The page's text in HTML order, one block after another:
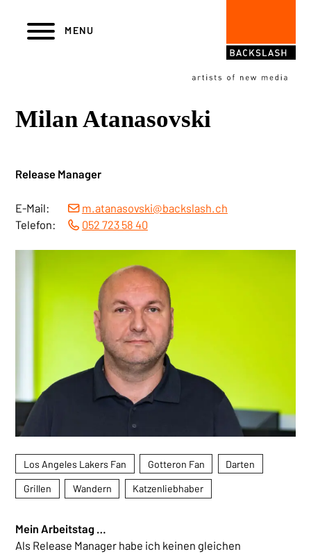
MENU
Milan Atanasovski
Release Manager
E-Mail: m.atanasovski@backslash.ch
Telefon:
052 723 58 40
Interessen
Los Angeles Lakers Fan Gotteron Fan Darten
Grillen Wandern Katzenliebhaber
Mein Arbeitstag …
Als Release Manager habe ich keinen gleichen